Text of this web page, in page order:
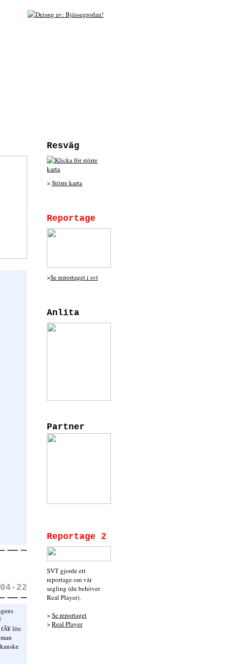
22
fÃ¥ lite
Resväg
>Större karta
Reportage
>Se reportaget i svt
Anlita
Partner
Reportage 2
SVT gjorde ett
reportage om vår
segling (du behöver
Real Player).
>Se reportaget
>Real Player